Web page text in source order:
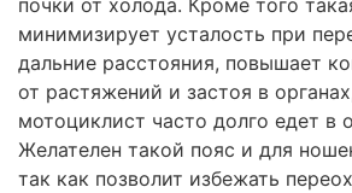
минимизирует усталость при
дальние расстояния, повышает
от растяжений и застоя в
мотоциклист часто долго едет в
Желателен такой пояс и для
так как позволит избежать